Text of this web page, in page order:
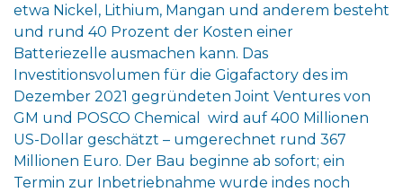
etwa Nickel, Lithium, Mangan und anderem besteht
und rund 40 Prozent der Kosten einer
Batteriezelle ausmachen kann. Das
Investitionsvolumen für die Gigafactory des im
Dezember 2021 gegründeten Joint Ventures von
GM und POSCO Chemical wird auf 400 Millionen
US-Dollar geschätzt – umgerechnet rund 367
Millionen Euro. Der Bau beginne ab sofort; ein
Termin zur Inbetriebnahme wurde indes noch